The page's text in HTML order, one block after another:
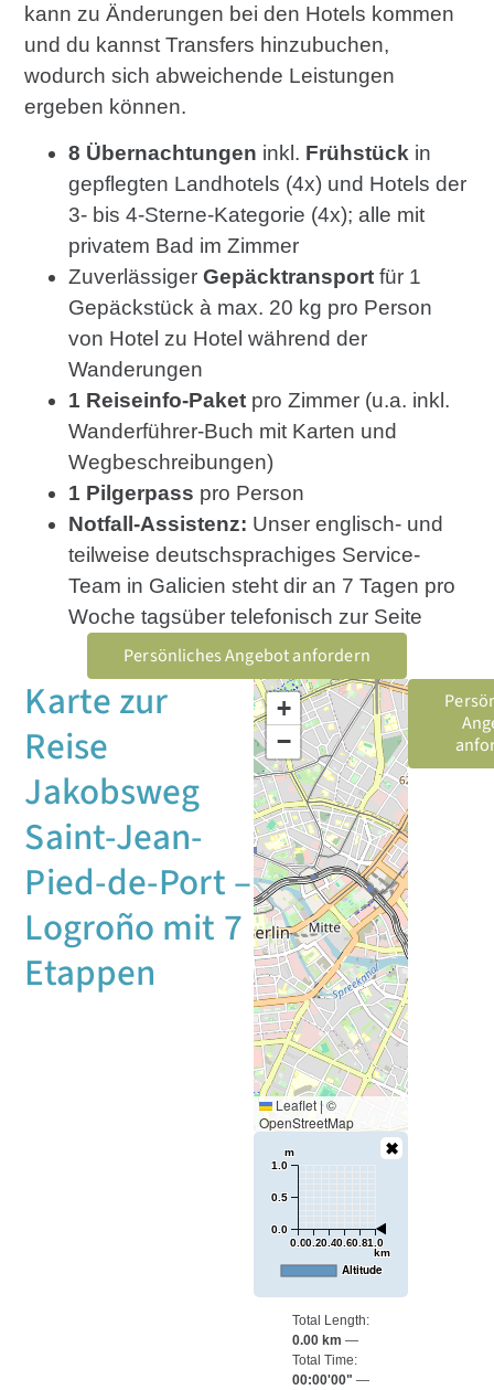
kann zu Änderungen bei den Hotels kommen
und du kannst Transfers hinzubuchen,
wodurch sich abweichende Leistungen
ergeben können.
8 Übernachtungen inkl. Frühstück in
gepflegten Landhotels (4x) und Hotels der
3- bis 4-Sterne-Kategorie (4x); alle mit
privatem Bad im Zimmer
ZuverlässigerGepäcktransport für 1
Gepäckstück à max. 20 kg pro Person
von Hotel zu Hotel während der
Wanderungen
1 Reiseinfo-Paket pro Zimmer (u.a. inkl.
Wanderführer-Buch mit Karten und
Wegbeschreibungen)
1 Pilgerpass pro Person
Notfall-Assistenz: Unser englisch- und
teilweise deutschsprachiges Service-
Team in Galicien steht dir an 7 Tagen pro
Woche tagsüber telefonisch zur Seite
Persönliches Angebot anfordern
Karte zur
Reise
Jakobsweg
Saint-Jean-
Pied-de-Port –
Logroño mit 7
Etappen
+
−
Leaflet|©
OpenStreetMap
0.00.20.40.60.81.0
km
0.0
0.5
1.0
m
Altitude
Total Length:
0.00 km
Total Time:
00:00'00"